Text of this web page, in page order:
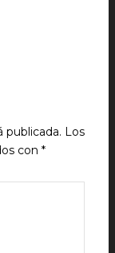
publicada. Los
con*